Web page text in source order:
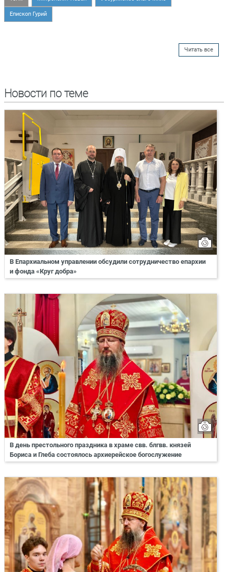
Епископ Гурий
Читать все
Новости по теме
В Епархиальном управлении обсудили сотрудничество епархии
и фонда «Круг добра»
В день престольного праздника в храме свв. блгвв. князей
Бориса и Глеба состоялось архиерейское богослужение